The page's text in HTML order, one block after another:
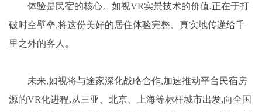
体验是民宿的核心。如视VR实景技术的价值,正在于打
破时空壁垒,将这份美好的居住体验完整、真实地传递给千
里之外的客人。
未来,如视将与途家深化战略合作,加速推动平台民宿房
源的VR化进程,从三亚、北京、上海等标杆城市出发,向全国